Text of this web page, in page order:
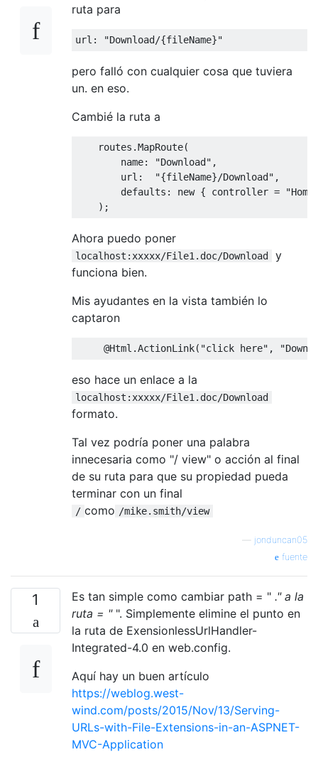
ruta para
url : "Download/{fileName}"
pero falló con cualquier cosa que tuviera
un. en eso.
Cambié la ruta a
    routes
.MapRoute(
        name
: "Download" ,
        url
: "{fileName}/Download" ,
        defaults
: new { controller =
);
Ahora puedo poner
localhost:xxxxx/File1.doc/Download
y
funciona bien.
Mis ayudantes en la vista también lo
captaron
@Html .ActionLink( "click here" ,
eso hace un enlace a la
localhost:xxxxx/File1.doc/Download
formato.
Tal vez podría poner una palabra
innecesaria como "/ view" o acción al final
de su ruta para que su propiedad pueda
terminar con un final
/ como /mike.smith/view
jonduncan05
fuente
1 Es tan simple como cambiar path = " ." a la
ruta = "". Simplemente elimine el punto en
la ruta de ExensionlessUrlHandler-
Integrated-4.0 en web.config.
Aquí hay un buen artículo
https://weblog.west-
wind.com/posts/2015/Nov/13/Serving-
URLs-with-File-Extensions-in-an-ASPNET-
MVC-Application